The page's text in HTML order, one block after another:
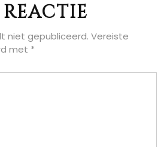
reactie
niet gepubliceerd. Vereiste
met *